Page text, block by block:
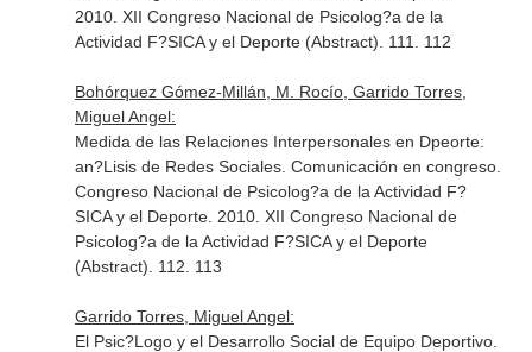
2010. XII Congreso Nacional de Psicolog?a de la
Actividad F?SICA y el Deporte (Abstract). 111. 112
Bohórquez Gómez-Millán, M. Rocío, Garrido Torres,
Miguel Angel:
Medida de las Relaciones Interpersonales en Dpeorte:
an?Lisis de Redes Sociales. Comunicación en congreso.
Congreso Nacional de Psicolog?a de la Actividad F?
SICA y el Deporte. 2010. XII Congreso Nacional de
Psicolog?a de la Actividad F?SICA y el Deporte
(Abstract). 112. 113
Garrido Torres, Miguel Angel:
El Psic?Logo y el Desarrollo Social de Equipo Deportivo.